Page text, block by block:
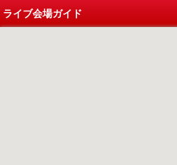
ライブ会場ガイド